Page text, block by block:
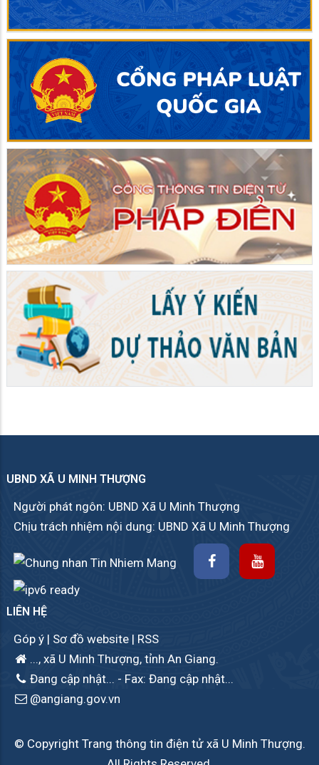
UBND XÃ U MINH THƯỢNG
Người phát ngôn: UBND Xã U Minh Thượng
Chịu trách nhiệm nội dung: UBND Xã U Minh Thượng
LIÊN HỆ
Góp ý | Sơ đồ website | RSS
..., xã U Minh Thượng, tỉnh An Giang.
Đang cập nhật... - Fax: Đang cập nhật...
@angiang.gov.vn
© Copyright Trang thông tin điện tử xã U Minh Thượng.